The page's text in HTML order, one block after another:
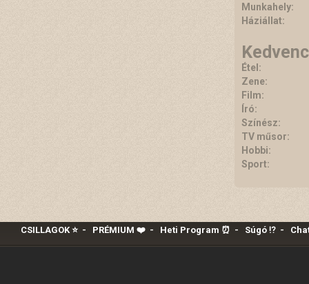
Munkahely:
Háziállat:
Étel:
Zene:
Film:
Író:
Színész:
TV műsor:
Hobbi:
Sport:
CSILLAGOK ⭐- PRÉMIUM ❤️‍- Heti Program ⏰ - Súgó ⁉️-